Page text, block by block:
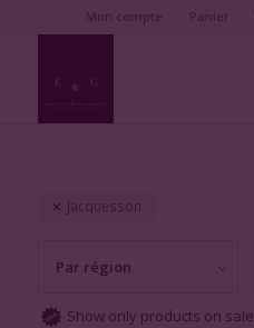
Jacquesson
Par région
Show only products on sale